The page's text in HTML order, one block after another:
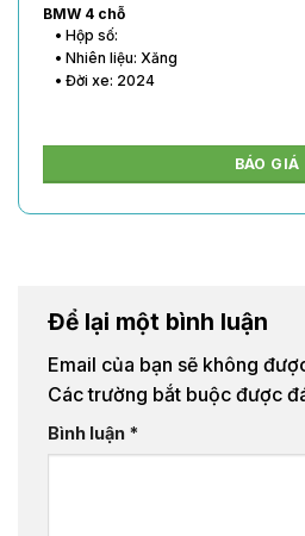
BMW 4 chỗ
• Hộp số:
• Nhiên liệu: Xăng
• Đời xe: 2024
BÁO GIÁ
Để lại một bình luận
Email của bạn sẽ không
Các trường bắt buộc được
Bình luận *